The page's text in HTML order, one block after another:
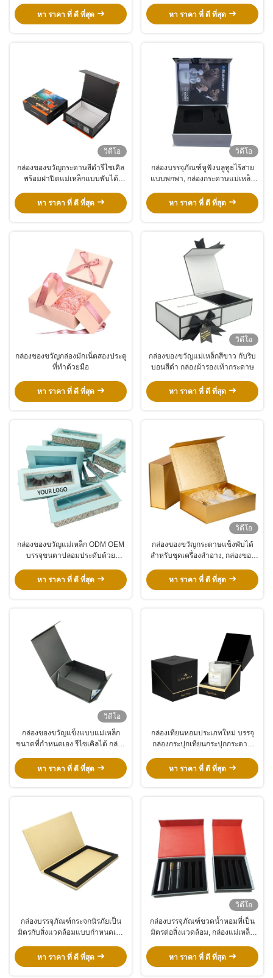
ได้
หา ราคา ที่ ดี ที่สุด
หา ราคา ที่ ดี ที่สุด
วิดีโอ
กล่องของขวัญกระดาษสีดำรีไซเคิล
พร้อมฝาปิดแม่เหล็กแบบพับได้
หา ราคา ที่ ดี ที่สุด
วิดีโอ
กล่องบรรจุภัณฑ์หูฟังบลูทูธไร้สาย
แบบพกพา, กล่องกระดาษแม่เหล็ก
หา ราคา ที่ ดี ที่สุด
กล่องของขวัญกล่องมักเน็ตสองประตู
ที่ทําด้วยมือ
หา ราคา ที่ ดี ที่สุด
วิดีโอ
กล่องของขวัญแม่เหล็กสีขาว กับริบ
บอนสีดํา กล่องผ้ารองเท้ากระดาษ
หา ราคา ที่ ดี ที่สุด
กล่องของขวัญแม่เหล็ก ODM OEM
บรรจุขนตาปลอมประดับด้วย
หา ราคา ที่ ดี ที่สุด
วิดีโอ
กล่องของขวัญกระดาษแข็งพับได้
สำหรับชุดเครื่องสำอาง, กล่องของ
กระดาษ
หา ราคา ที่ ดี ที่สุด
วิดีโอ
กล่องของขวัญแข็งแบบแม่เหล็ก
ขนาดที่กำหนดเอง รีไซเคิลได้ กล่อง
หา ราคา ที่ ดี ที่สุด
กล่องเทียนหอมประเภทใหม่ บรรจุ
กล่องกระปุกเทียนกระปุกกระดาษ
หา ราคา ที่ ดี ที่สุด
กล่องบรรจุภัณฑ์กระจกนิรภัยเป็น
มิตรกับสิ่งแวดล้อมแบบกำหนดเอง
ปลีก
หา ราคา ที่ ดี ที่สุด
วิดีโอ
กล่องบรรจุภัณฑ์ขวดน้ำหอมที่เป็น
มิตรต่อสิ่งแวดล้อม, กล่องแม่เหล็ก
ขวัญสำหรับชุดน้ำหอม
หา ราคา ที่ ดี ที่สุด